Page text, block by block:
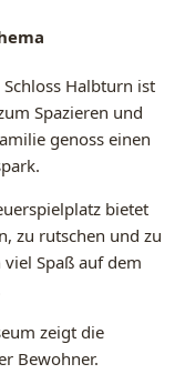
Halbturn ist
Spazieren und
genoss einen
bietet
zu rutschen und zu
Spaß auf dem
zeigt die
Bewohner.